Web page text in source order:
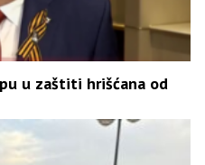
u zaštiti hrišćana od